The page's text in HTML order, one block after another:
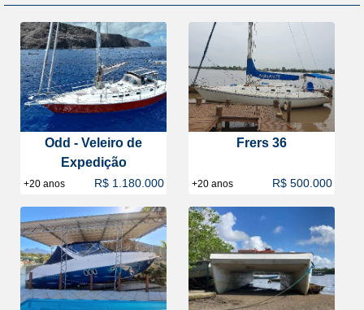
Odd - Veleiro de
Expedição
+20 anos R$ 1.180.000
Frers 36
+20 anos R$ 500.000